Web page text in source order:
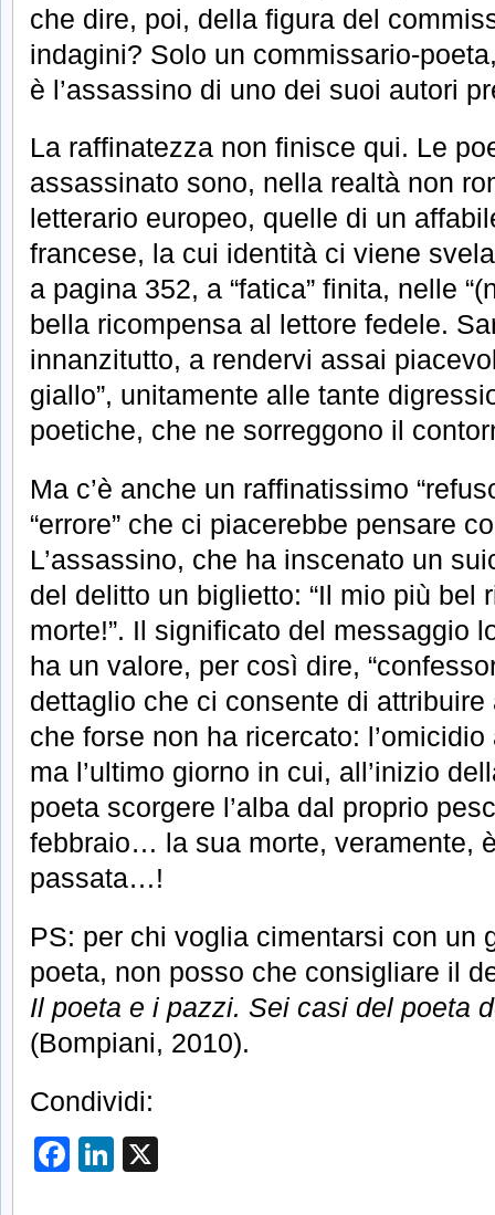
che dire, poi, della figura del
indagini? Solo un commissario-
è l’assassino di uno dei suoi autori
La raffinatezza non finisce qui. Le
assassinato sono, nella realtà non
letterario europeo, quelle di un
francese, la cui identità ci viene
a pagina 352, a “fatica” finita, nelle
bella ricompensa al lettore fedele.
innanzitutto, a rendervi assai
giallo”, unitamente alle tante
poetiche, che ne sorreggono il
Ma c’è anche un raffinatissimo
“errore” che ci piacerebbe pensare
L’assassino, che ha inscenato un
del delitto un biglietto: “Il mio più bel
morte!”. Il significato del messaggio
ha un valore, per così dire,
dettaglio che ci consente di
che forse non ha ricercato:
ma l’ultimo giorno in cui, all’inizio
poeta scorgere l’alba dal proprio
febbraio… la sua morte, veramente,
passata…!
PS: per chi voglia cimentarsi con un
poeta, non posso che consigliare il
Il poeta e i pazzi. Sei casi del poeta
(Bompiani, 2010).
Condividi:
Facebook
LinkedIn